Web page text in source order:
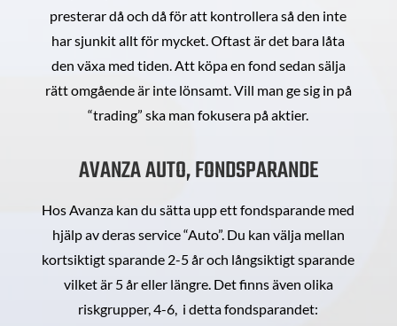
presterar då och då för att kontrollera så den inte
har sjunkit allt för mycket. Oftast är det bara låta
den växa med tiden. Att köpa en fond sedan sälja
rätt omgående är inte lönsamt. Vill man ge sig in på
“trading” ska man fokusera på aktier.
AVANZA AUTO, FONDSPARANDE
Hos Avanza kan du sätta upp ett fondsparande med
hjälp av deras service “Auto”. Du kan välja mellan
kortsiktigt sparande 2-5 år och långsiktigt sparande
vilket är 5 år eller längre. Det finns även olika
riskgrupper, 4-6, i detta fondsparandet: